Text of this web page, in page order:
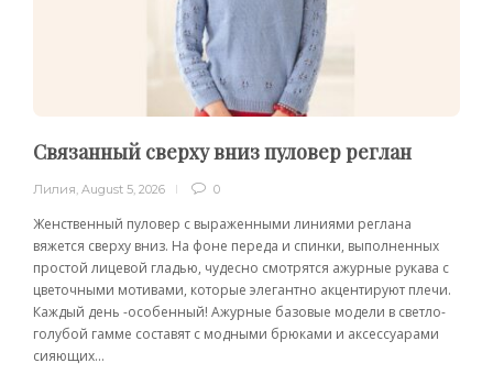
Связанный сверху вниз пуловер реглан
Лилия, August 5, 2026 0
Женственный пуловер с выраженными линиями реглана
вяжется сверху вниз. На фоне переда и спинки, выполненных
простой лицевой гладью, чудесно смотрятся ажурные рукава с
цветочными мотивами, которые элегантно акцентируют плечи.
Каждый день -особенный! Ажурные базовые модели в светло-
голубой гамме составят с модными брюками и аксессуарами
сияющих...